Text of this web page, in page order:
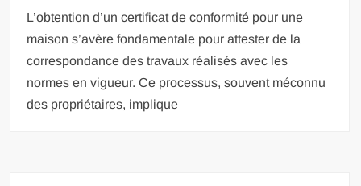
L’obtention d’un certificat de conformité pour une
maison s’avère fondamentale pour attester de la
correspondance des travaux réalisés avec les
normes en vigueur. Ce processus, souvent méconnu
des propriétaires, implique